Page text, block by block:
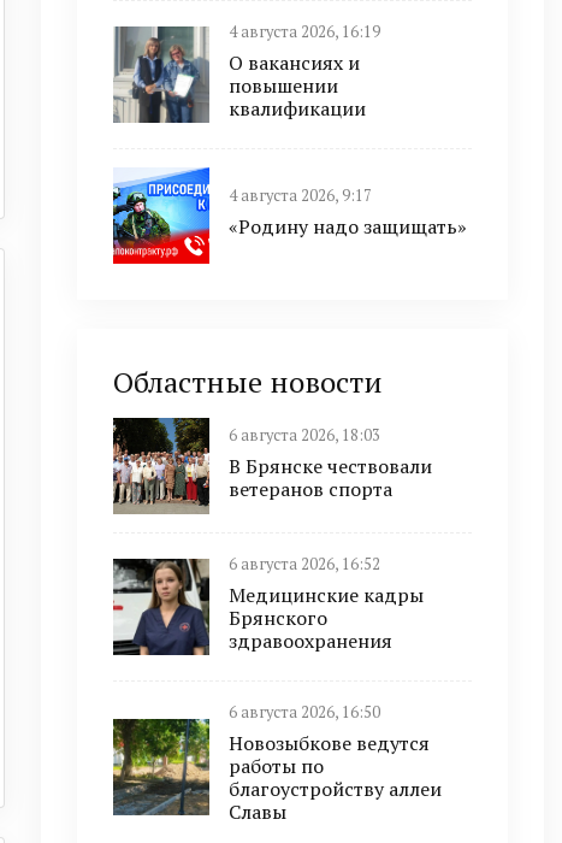
4 августа 2026, 16:19
О вакансиях и
повышении
квалификации
4 августа 2026, 9:17
«Родину надо защищать»
Областные новости
6 августа 2026, 18:03
В Брянске чествовали
ветеранов спорта
6 августа 2026, 16:52
Медицинские кадры
Брянского
здравоохранения
6 августа 2026, 16:50
Новозыбкове ведутся
работы по
благоустройству аллеи
Славы